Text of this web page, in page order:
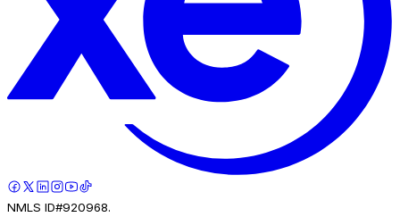
NMLS ID#920968.